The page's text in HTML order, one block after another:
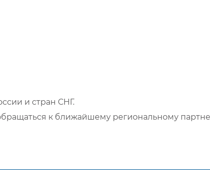
и стран СНГ.
к ближайшему региональному